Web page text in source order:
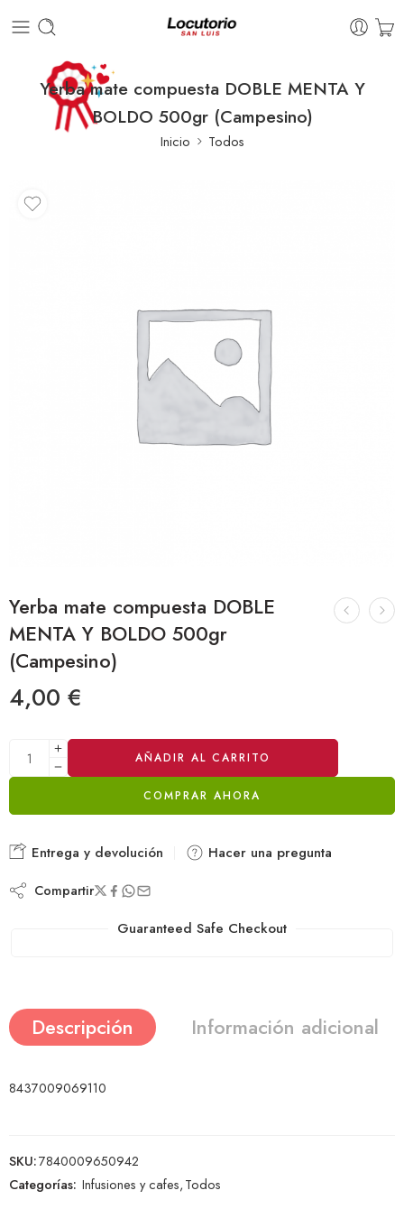
Yerba mate compuesta DOBLE MENTA Y
BOLDO 500gr (Campesino)
Inicio Todos
Yerba mate compuesta DOBLE
MENTA Y BOLDO 500gr
(Campesino)
4,00 €
AÑADIR AL CARRITO
COMPRAR AHORA
Alternative:
Entrega y devolución Hacer una pregunta
Compartir
Guaranteed Safe Checkout
Descripción Información adicional
8437009069110
SKU:7840009650942
Categorías: Infusiones y cafes,Todos